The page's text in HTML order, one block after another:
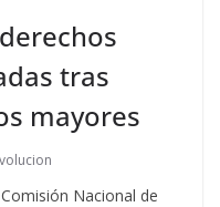
tras
mayores
Nacional de